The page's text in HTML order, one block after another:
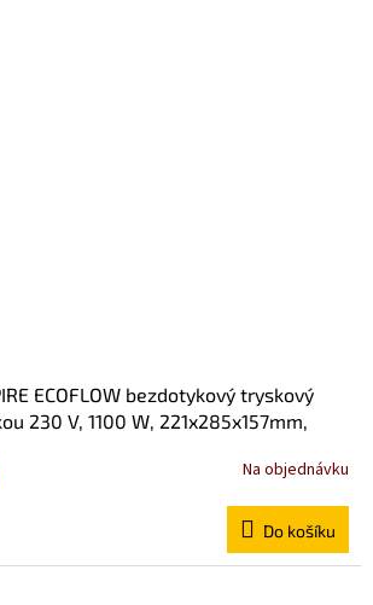
ECOFLOW bezdotykový tryskový
230 V, 1100 W, 221x285x157mm,
Na objednávku
Do košíku